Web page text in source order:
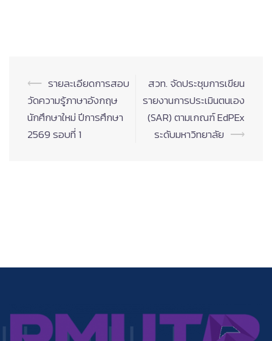
Post
navigation
⟵ รายละเอียดการสอบ
วัดความรู้ภาษาอังกฤษ
นักศึกษาใหม่ ปีการศึกษา
2569 รอบที่ 1
สวท. จัดประชุมการเขียน
รายงานการประเมินตนเอง
(SAR) ตามเกณฑ์ EdPEx
ระดับมหาวิทยาลัย ⟶